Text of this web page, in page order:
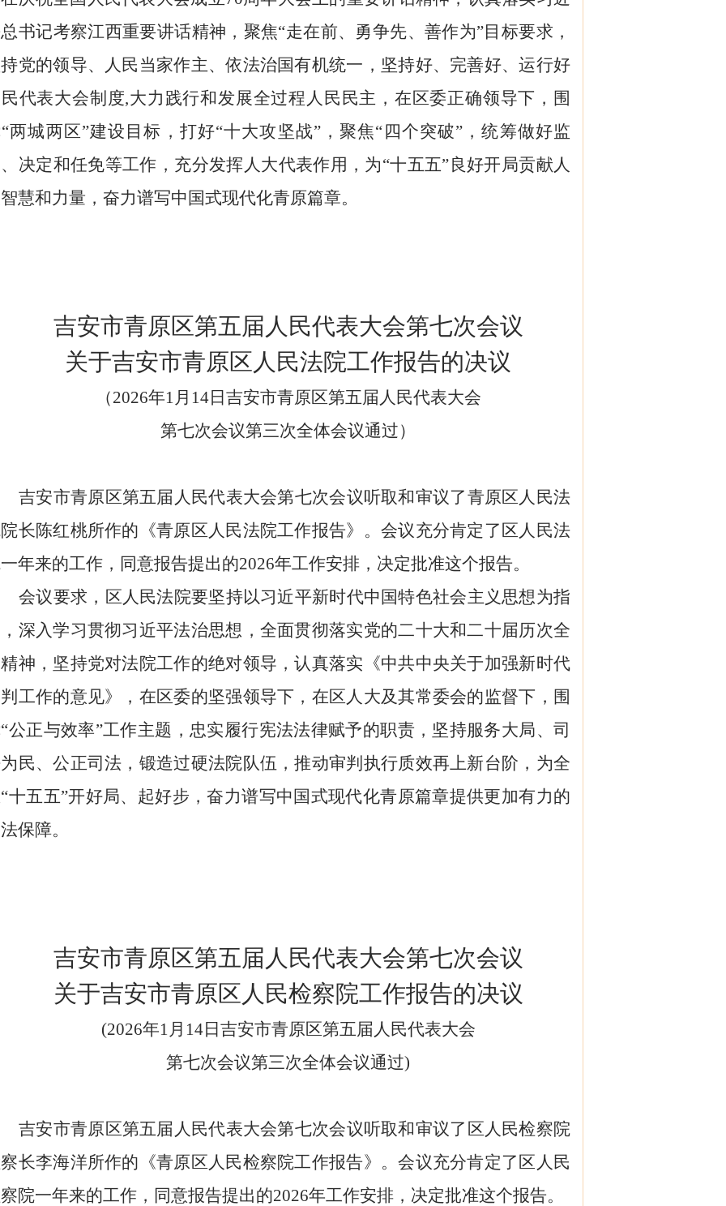
书记考察江西重要讲话精神，聚焦“走在前、勇争先、善作为”目标要求，
党的领导、人民当家作主、依法治国有机统一，坚持好、完善好、运行好
代表大会制度,大力 践行和发展全过程人民民主，在 区委正确领导下，围
“两城两区”建设目标 ， 打好“十大攻坚战”， 聚焦“四个突破”，统筹做好监
决定和任免等工作， 充分发挥人大代表作用，为“十五五”良好开局贡献人
慧和力量 ，奋力谱写中国式现代化青原篇章。
吉安市青原区第五届人民代表大会第七次会议
关于吉安市青原区 人民法院工作报告的决议
（2026年1月 14日 吉安市青原区第五届人民代表大会
第七次会议第三次全体会议通过）
吉安市青原区第五届人民代表大会第七次会议听取和审议了青原区人民法
长陈红桃所作的《青原区人民法院工作报告》。会议充分肯定了 区人民法
年来的工作，同意报告提出的2026年工作安排，决定批准这个报告。
会议要求， 区人民法院要坚持以习近平新时代中国特色社会主义思想为指
深入学习贯彻习近平法治思想，全面贯彻落实党的二十大和二十届历次全
神， 坚持党对法院工作的绝对领导，认真落实《中共中央关于加强新时代
工作的意见》，在区委的坚强领导下，在区人大及其常委会的监督下，围
“公正与效率”工作主题， 忠实履行宪法法律赋予的职责， 坚持服务大局、司
民、公正司法， 锻造过硬法院队伍，推动审判执行质效再上新台阶 ， 为全
“十五五”开好局、起好步，奋力谱写中国式现代化青原篇章提供更加有力的
保障。
吉安市青原区第五届人民代表大会第七次会议
关于吉安市青原区 人民检察院工作报告的决议
(2026年1月 14日 吉安市青原区第五届人民代表大会
第七次会议第三次全体会议通过)
吉安市青原区第五届人民代表大会第七次会议听取和审议了 区人民检察院
长李海洋所作的《青原区人民检察院工作报告》。会议充分肯定了 区 人民
院一年来的工作，同意报告提出的2026年工作安排，决定批准这个报告。